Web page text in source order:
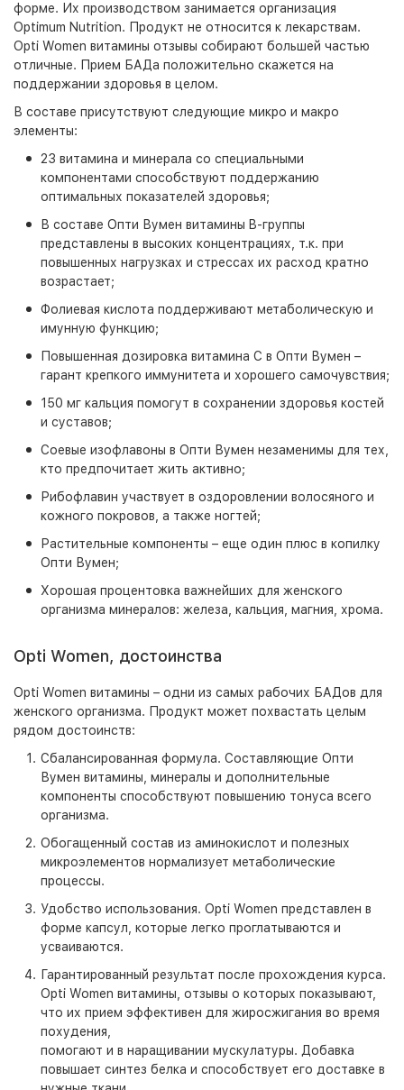
форме. Их производством занимается организация
Optimum Nutrition. Продукт не относится к лекарствам.
Opti Women витамины отзывы собирают большей частью
отличные. Прием БАДа положительно скажется на
поддержании здоровья в целом.
В составе присутствуют следующие микро и макро
элементы:
23 витамина и минерала со специальными
компонентами способствуют поддержанию
оптимальных показателей здоровья;
В составе Опти Вумен витамины B-группы
представлены в высоких концентрациях, т.к. при
повышенных нагрузках и стрессах их расход кратно
возрастает;
Фолиевая кислота поддерживают метаболическую и
имунную функцию;
Повышенная дозировка витамина С в Опти Вумен –
гарант крепкого иммунитета и хорошего самочувствия;
150 мг кальция помогут в сохранении здоровья костей
и суставов;
Соевые изофлавоны в Опти Вумен незаменимы для тех,
кто предпочитает жить активно;
Рибофлавин участвует в оздоровлении волосяного и
кожного покровов, а также ногтей;
Растительные компоненты – еще один плюс в копилку
Опти Вумен;
Хорошая процентовка важнейших для женского
организма минералов: железа, кальция, магния, хрома.
Opti Women, достоинства
Opti Women витамины – одни из самых рабочих БАДов для
женского организма. Продукт может похвастать целым
рядом достоинств:
Сбалансированная формула. Составляющие Опти
Вумен витамины, минералы и дополнительные
компоненты способствуют повышению тонуса всего
организма.
Обогащенный состав из аминокислот и полезных
микроэлементов нормализует метаболические
процессы.
Удобство использования. Opti Women представлен в
форме капсул, которые легко проглатываются и
усваиваются.
Гарантированный результат после прохождения курса.
Opti Women витамины, отзывы о которых показывают,
что их прием эффективен для жиросжигания во время
похудения,
помогают и в наращивании мускулатуры. Добавка
повышает синтез белка и способствует его доставке в